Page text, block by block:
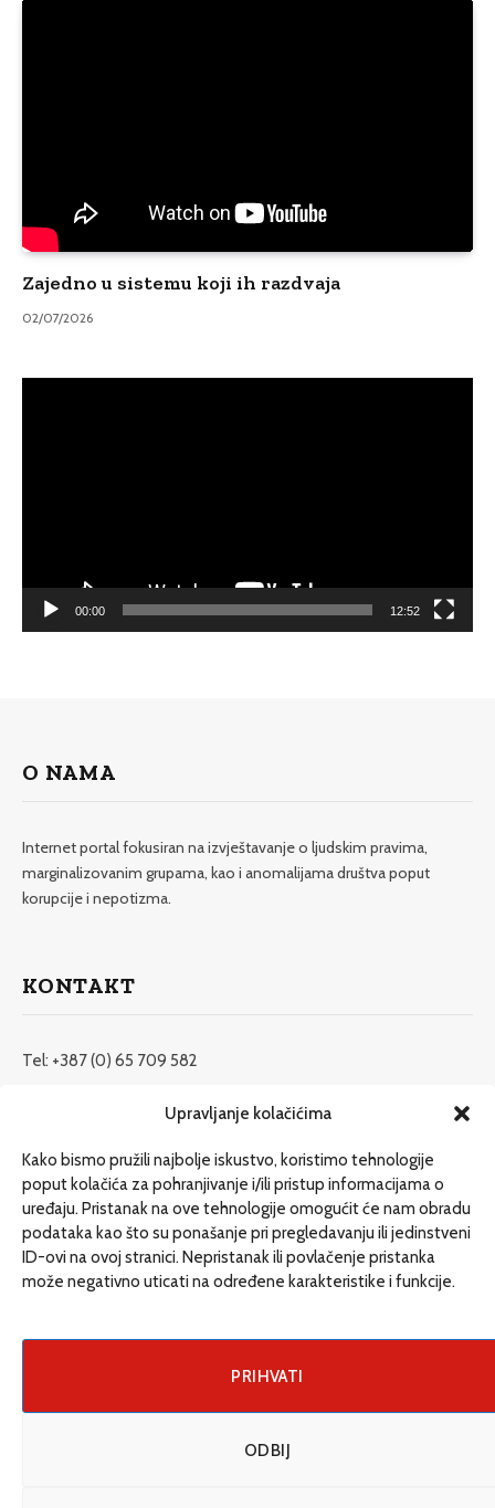
Upravljanje kolačićima
Kako bismo pružili najbolje iskustvo, koristimo tehnologije
poput kolačića za pohranjivanje i/ili pristup informacijama o
uređaju. Pristanak na ove tehnologije omogućit će nam obradu
podataka kao što su ponašanje pri pregledavanju ili jedinstveni
ID-ovi na ovoj stranici. Nepristanak ili povlačenje pristanka
može negativno uticati na određene karakteristike i funkcije.
PRIHVATI
ODBIJ
Zajedno u sistemu koji ih razdvaja
02/07/2026
00:00 12:52
O NAMA
Internet portal fokusiran na izvještavanje o ljudskim pravima,
marginalizovanim grupama, kao i anomalijama društva poput
korupcije i nepotizma.
KONTAKT
Tel: +387 (0) 65 709 582
redakcija@etrafika.net
Dosije
Drugi pišu
Društvo